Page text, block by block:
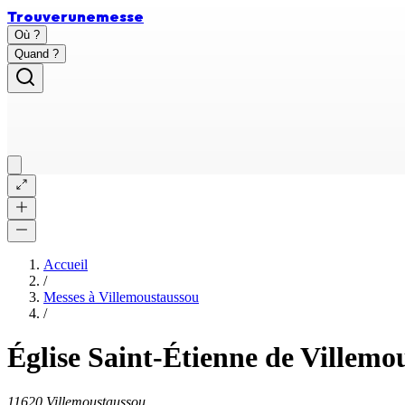
Trouverunemesse
Où ?
Quand ?
Accueil
/
Messes à Villemoustaussou
/
Église Saint-Étienne de
11620 Villemoustaussou